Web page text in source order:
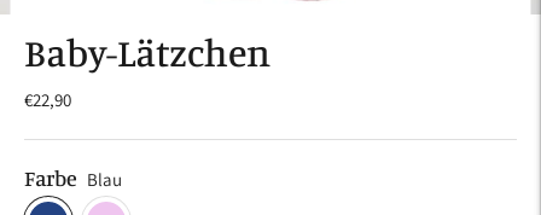
Baby-Lätzchen
€22,90
Farbe Blau